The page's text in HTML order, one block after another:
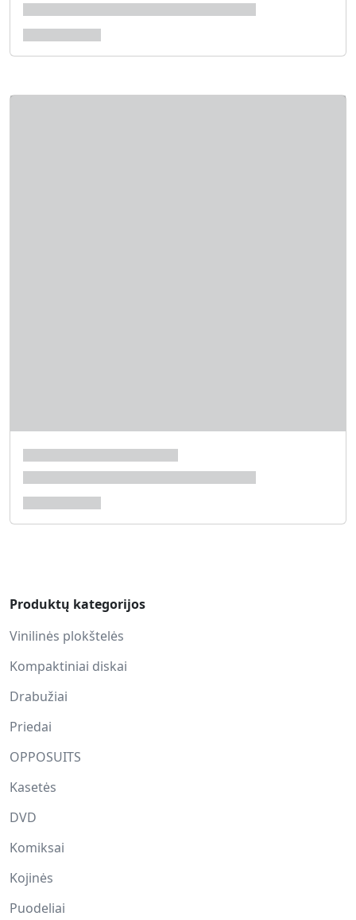
Produktų kategorijos
Vinilinės plokštelės
Kompaktiniai diskai
Drabužiai
Priedai
OPPOSUITS
Kasetės
DVD
Komiksai
Kojinės
Puodeliai